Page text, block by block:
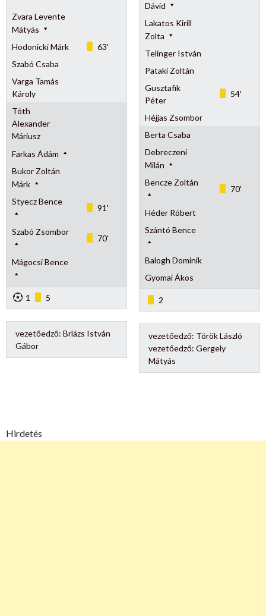
Zvara Levente
Mátyás
Hodonicki Márk
63'
Szabó Csaba
Varga Tamás
Károly
Tóth
Alexander
Máriusz
Farkas Ádám
Bukor Zoltán
Márk
Styecz Bence
91'
Szabó Zsombor
70'
Mágocsi Bence
1 5
vezetőedző: Brlázs István
Gábor
Dávid
Lakatos Kirill
Zolta
Telinger István
Pataki Zoltán
Gusztafik
Péter
54'
Héjjas Zsombor
Berta Csaba
Debreczeni
Milán
Bencze Zoltán
70'
Héder Róbert
Szántó Bence
Balogh Dominik
Gyomai Ákos
2
vezetőedző: Török László
vezetőedző: Gergely
Mátyás
Hirdetés